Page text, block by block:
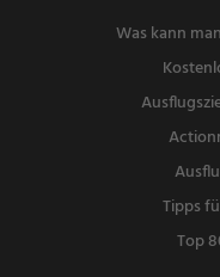
Was kann
Tipps
Top